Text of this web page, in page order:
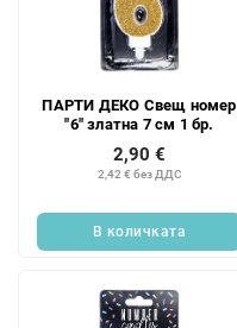
ПАРТИ ДЕКО Свещ номер
"6" златна 7 см 1 бр.
2,42 € без ДДС
2,90 €
В количката